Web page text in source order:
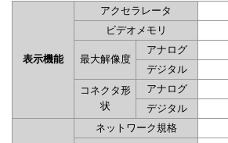
表示機能
アクセラレータ
ビデオメモリ
最大解像度
アナログ
デジタル
コネクタ形
状
アナログ
デジタル
ネットワーク規格